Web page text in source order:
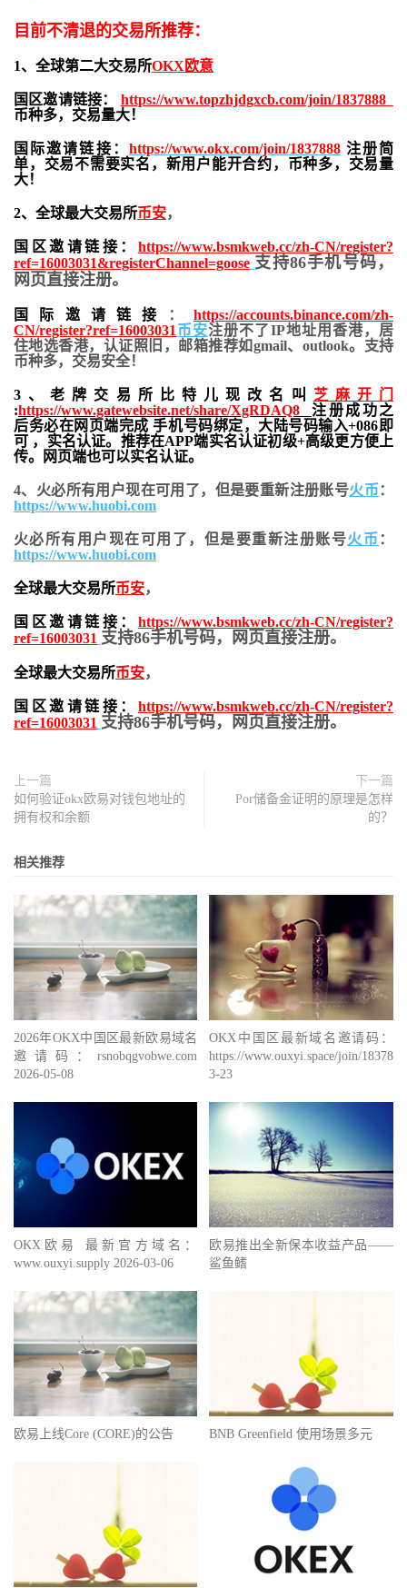
目前不清退的交易所推荐：
1、全球第二大交易所OKX欧意
国区邀请链接： https://www.topzhjdgxcb.com/join/1837888
币种多，交易量大！
国际邀请链接： https://www.okx.com/join/1837888注册简
单，交易不需要实名，新用户能开合约， 币种多，交易量
大！
2、全球最大交易所币安，
国区邀请链接： https://www.bsmkweb.cc/zh-CN/register?
ref=16003031&registerChannel=goose 支持86手机号码，
网页直接注册。
国际邀请链接 ：https://accounts.binance.com/zh-
CN/register?ref=16003031 币安注册不了IP地址用香港，居
住地选香港，认证照旧， 邮箱推荐如gmail、outlook。支持
币种多，交易安全！
3、老牌交易所比特儿现改名叫 芝麻开门
:https://www.gatewebsite.net/share/XgRDAQ8
注册成功之
后务必在网页端完成 手机号码绑定，大陆号码输入+086即
可 ，实名认证。推荐在APP端实名认证初级+高级更方便上
传。网页端也可以实名认证。
4、火必所有用户现在可用了，但是要重新注册账号火币 ：
https://www.huobi.com
火必所有用户现在可用了，但是要重新注册账号火币 ：
https://www.huobi.com
全球最大交易所币安，
国区邀请链接： https://www.bsmkweb.cc/zh-CN/register?
ref=16003031 支持86手机号码，网页直接注册。
全球最大交易所币安，
国区邀请链接： https://www.bsmkweb.cc/zh-CN/register?
ref=16003031 支持86手机号码，网页直接注册。
上一篇
如何验证okx欧易对钱包地址的
拥有权和余额
下一篇
Por储备金证明的原理是怎样
的？
相关推荐
2026年OKX中国区最新欧易域名
邀请码：rsnobqgvobwe.com
2026-05-08
OKX中国区最新域名邀请码：
https://www.ouxyi.space/join/1837888
3-23
OKX欧易 最新官方域名：
www.ouxyi.supply 2026-03-06
欧易推出全新保本收益产品——
鲨鱼鳍
欧易上线Core (CORE)的公告 BNB Greenfield 使用场景多元